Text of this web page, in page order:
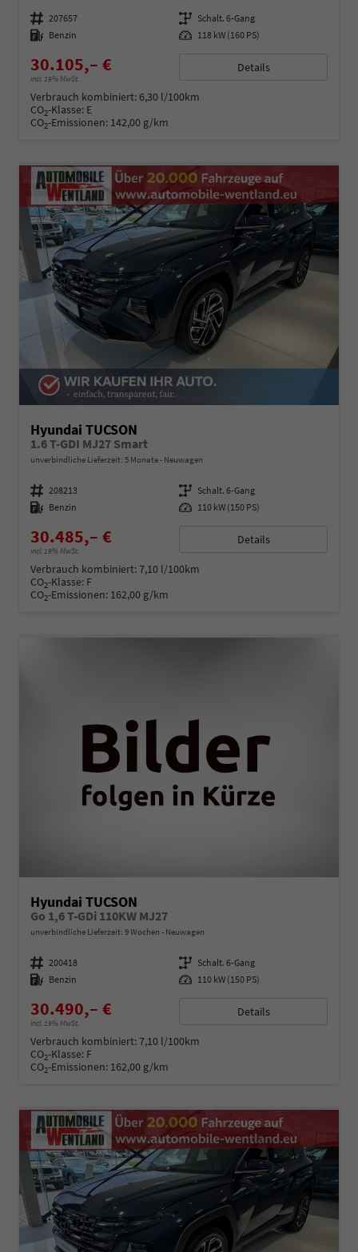
Fahrzeugnummer 207657 Getriebe Schalt. 6-Gang
Kraftstoff Benzin Leistung 118 kW (160 PS)
30.105,– €
incl. 19% MwSt.
Details
Verbrauch kombiniert:6,30 l/100km
CO2-Klasse: E
CO2-Emissionen: 142,00 g/km
Hyundai TUCSON
1.6 T-GDI MJ27 Smart
unverbindliche Lieferzeit: 5 Monate Neuwagen
Fahrzeugnummer 208213 Getriebe Schalt. 6-Gang
Kraftstoff Benzin Leistung 110 kW (150 PS)
30.485,– €
incl. 19% MwSt.
Details
Verbrauch kombiniert:7,10 l/100km
CO2-Klasse: F
CO2-Emissionen: 162,00 g/km
Hyundai TUCSON
Go 1,6 T-GDi 110KW MJ27
unverbindliche Lieferzeit: 9 Wochen Neuwagen
Fahrzeugnummer 200418 Getriebe Schalt. 6-Gang
Kraftstoff Benzin Leistung 110 kW (150 PS)
30.490,– €
incl. 19% MwSt.
Details
Verbrauch kombiniert:7,10 l/100km
CO2-Klasse: F
CO2-Emissionen: 162,00 g/km